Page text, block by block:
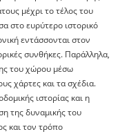
μέχρι το τέλος του
στο ευρύτερο ιστορικό
εντάσσονται στον
συνθήκες. Παράλληλα,
του χώρου μέσω
χάρτες και τα σχέδια.
ιστορίας και η
της δυναμικής του
και τον τρόπο